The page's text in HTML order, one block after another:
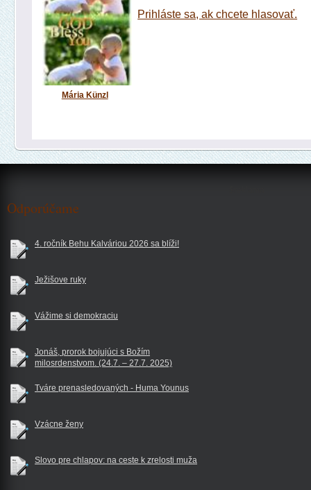
Mária Künzl
Prihláste sa, ak chcete hlasovať.
Odporúčame
4. ročník Behu Kalváriou 2026 sa blíži!
Ježišove ruky
Vážime si demokraciu
Jonáš, prorok bojujúci s Božím
milosrdenstvom. (24.7. – 27.7. 2025)
Tváre prenasledovaných - Huma Younus
Vzácne ženy
Slovo pre chlapov: na ceste k zrelosti muža